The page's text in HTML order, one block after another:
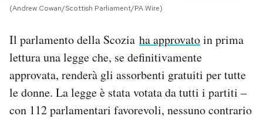
CALENDARIO
AREA PERSONALE
(Andrew Cowan/Scottish Parliament/PA Wire)
Il parlamento della Scozia ha approvatoin prima
lettura una legge che, se definitivamente
approvata, renderà gli assorbenti gratuiti per tutte
le donne. La legge è stata votata da tutti i partiti –
con 112 parlamentari favorevoli, nessuno contrario